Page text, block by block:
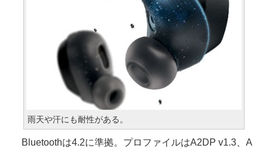
雨天や汗にも耐性がある。
Bluetoothは4.2に準拠。プロファイルはA2DP v1.3、A